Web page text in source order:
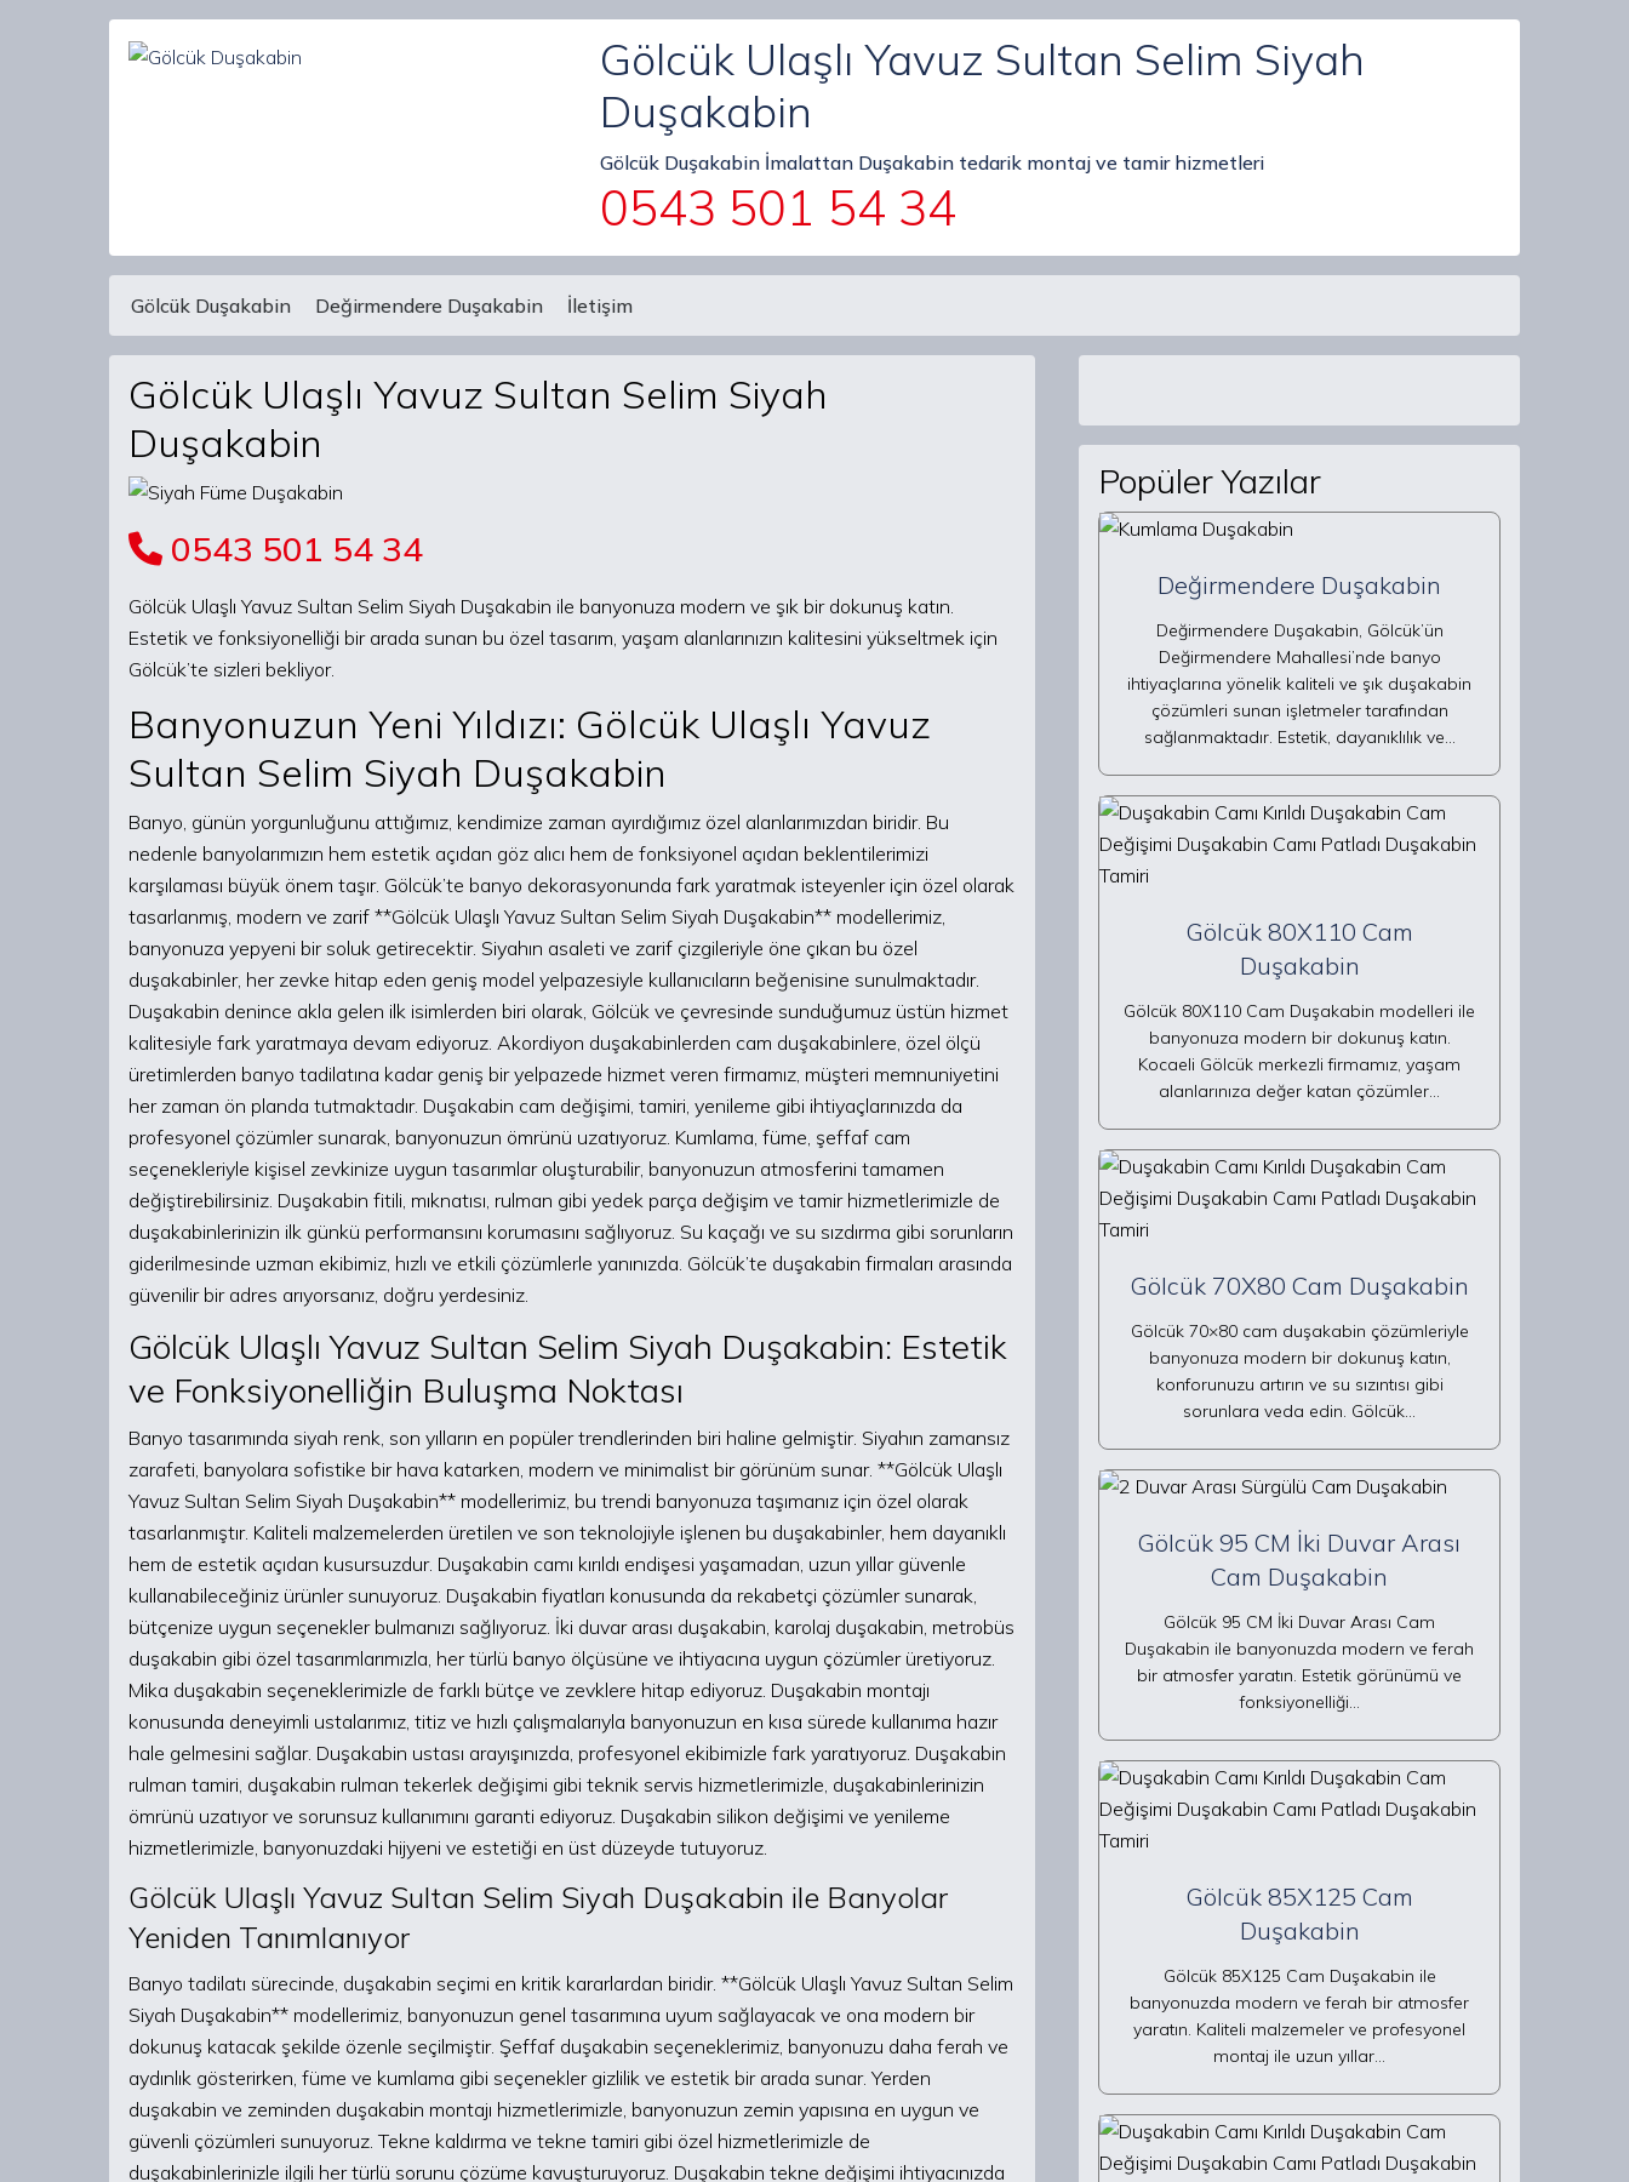
Gölcük Ulaşlı Yavuz Sultan Selim Siyah
Duşakabin
Gölcük Duşakabin İmalattan Duşakabin tedarik montaj ve tamir hizmetleri
0543 501 54 34
Main Navigation
Gölcük Duşakabin Değirmendere Duşakabin İletişim
Gölcük Ulaşlı Yavuz Sultan Selim Siyah
Duşakabin
0543 501 54 34
Gölcük Ulaşlı Yavuz Sultan Selim Siyah Duşakabin ile banyonuza modern ve şık bir dokunuş katın.
Estetik ve fonksiyonelliği bir arada sunan bu özel tasarım, yaşam alanlarınızın kalitesini yükseltmek için
Gölcük’te sizleri bekliyor.
Banyonuzun Yeni Yıldızı: Gölcük Ulaşlı Yavuz
Sultan Selim Siyah Duşakabin
Banyo, günün yorgunluğunu attığımız, kendimize zaman ayırdığımız özel alanlarımızdan biridir. Bu
nedenle banyolarımızın hem estetik açıdan göz alıcı hem de fonksiyonel açıdan beklentilerimizi
karşılaması büyük önem taşır. Gölcük’te banyo dekorasyonunda fark yaratmak isteyenler için özel olarak
tasarlanmış, modern ve zarif **Gölcük Ulaşlı Yavuz Sultan Selim Siyah Duşakabin** modellerimiz,
banyonuza yepyeni bir soluk getirecektir. Siyahın asaleti ve zarif çizgileriyle öne çıkan bu özel
duşakabinler, her zevke hitap eden geniş model yelpazesiyle kullanıcıların beğenisine sunulmaktadır.
Duşakabin denince akla gelen ilk isimlerden biri olarak, Gölcük ve çevresinde sunduğumuz üstün hizmet
kalitesiyle fark yaratmaya devam ediyoruz. Akordiyon duşakabinlerden cam duşakabinlere, özel ölçü
üretimlerden banyo tadilatına kadar geniş bir yelpazede hizmet veren firmamız, müşteri memnuniyetini
her zaman ön planda tutmaktadır. Duşakabin cam değişimi, tamiri, yenileme gibi ihtiyaçlarınızda da
profesyonel çözümler sunarak, banyonuzun ömrünü uzatıyoruz. Kumlama, füme, şeffaf cam
seçenekleriyle kişisel zevkinize uygun tasarımlar oluşturabilir, banyonuzun atmosferini tamamen
değiştirebilirsiniz. Duşakabin fitili, mıknatısı, rulman gibi yedek parça değişim ve tamir hizmetlerimizle de
duşakabinlerinizin ilk günkü performansını korumasını sağlıyoruz. Su kaçağı ve su sızdırma gibi sorunların
giderilmesinde uzman ekibimiz, hızlı ve etkili çözümlerle yanınızda. Gölcük’te duşakabin firmaları arasında
güvenilir bir adres arıyorsanız, doğru yerdesiniz.
Gölcük Ulaşlı Yavuz Sultan Selim Siyah Duşakabin: Estetik
ve Fonksiyonelliğin Buluşma Noktası
Banyo tasarımında siyah renk, son yılların en popüler trendlerinden biri haline gelmiştir. Siyahın zamansız
zarafeti, banyolara sofistike bir hava katarken, modern ve minimalist bir görünüm sunar. **Gölcük Ulaşlı
Yavuz Sultan Selim Siyah Duşakabin** modellerimiz, bu trendi banyonuza taşımanız için özel olarak
tasarlanmıştır. Kaliteli malzemelerden üretilen ve son teknolojiyle işlenen bu duşakabinler, hem dayanıklı
hem de estetik açıdan kusursuzdur. Duşakabin camı kırıldı endişesi yaşamadan, uzun yıllar güvenle
kullanabileceğiniz ürünler sunuyoruz. Duşakabin fiyatları konusunda da rekabetçi çözümler sunarak,
bütçenize uygun seçenekler bulmanızı sağlıyoruz. İki duvar arası duşakabin, karolaj duşakabin, metrobüs
duşakabin gibi özel tasarımlarımızla, her türlü banyo ölçüsüne ve ihtiyacına uygun çözümler üretiyoruz.
Mika duşakabin seçeneklerimizle de farklı bütçe ve zevklere hitap ediyoruz. Duşakabin montajı
konusunda deneyimli ustalarımız, titiz ve hızlı çalışmalarıyla banyonuzun en kısa sürede kullanıma hazır
hale gelmesini sağlar. Duşakabin ustası arayışınızda, profesyonel ekibimizle fark yaratıyoruz. Duşakabin
rulman tamiri, duşakabin rulman tekerlek değişimi gibi teknik servis hizmetlerimizle, duşakabinlerinizin
ömrünü uzatıyor ve sorunsuz kullanımını garanti ediyoruz. Duşakabin silikon değişimi ve yenileme
hizmetlerimizle, banyonuzdaki hijyeni ve estetiği en üst düzeyde tutuyoruz.
Gölcük Ulaşlı Yavuz Sultan Selim Siyah Duşakabin ile Banyolar
Yeniden Tanımlanıyor
Banyo tadilatı sürecinde, duşakabin seçimi en kritik kararlardan biridir. **Gölcük Ulaşlı Yavuz Sultan Selim
Siyah Duşakabin** modellerimiz, banyonuzun genel tasarımına uyum sağlayacak ve ona modern bir
dokunuş katacak şekilde özenle seçilmiştir. Şeffaf duşakabin seçeneklerimiz, banyonuzu daha ferah ve
aydınlık gösterirken, füme ve kumlama gibi seçenekler gizlilik ve estetik bir arada sunar. Yerden
duşakabin ve zeminden duşakabin montajı hizmetlerimizle, banyonuzun zemin yapısına en uygun ve
güvenli çözümleri sunuyoruz. Tekne kaldırma ve tekne tamiri gibi özel hizmetlerimizle de
duşakabinlerinizle ilgili her türlü sorunu çözüme kavuşturuyoruz. Duşakabin tekne değişimi ihtiyacınızda
Popüler Yazılar
Değirmendere Duşakabin
Değirmendere Duşakabin, Gölcük’ün
Değirmendere Mahallesi’nde banyo
ihtiyaçlarına yönelik kaliteli ve şık duşakabin
çözümleri sunan işletmeler tarafından
sağlanmaktadır. Estetik, dayanıklılık ve…
Gölcük 80X110 Cam
Duşakabin
Gölcük 80X110 Cam Duşakabin modelleri ile
banyonuza modern bir dokunuş katın.
Kocaeli Gölcük merkezli firmamız, yaşam
alanlarınıza değer katan çözümler…
Gölcük 70X80 Cam Duşakabin
Gölcük 70×80 cam duşakabin çözümleriyle
banyonuza modern bir dokunuş katın,
konforunuzu artırın ve su sızıntısı gibi
sorunlara veda edin. Gölcük…
Gölcük 95 CM İki Duvar Arası
Cam Duşakabin
Gölcük 95 CM İki Duvar Arası Cam
Duşakabin ile banyonuzda modern ve ferah
bir atmosfer yaratın. Estetik görünümü ve
fonksiyonelliği…
Gölcük 85X125 Cam
Duşakabin
Gölcük 85X125 Cam Duşakabin ile
banyonuzda modern ve ferah bir atmosfer
yaratın. Kaliteli malzemeler ve profesyonel
montaj ile uzun yıllar…